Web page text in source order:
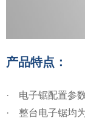
产品特点：
·
电子锯配置参
·
整台电子锯均